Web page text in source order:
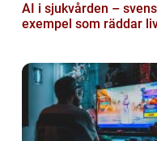
AI i sjukvården –
exempel som räddar